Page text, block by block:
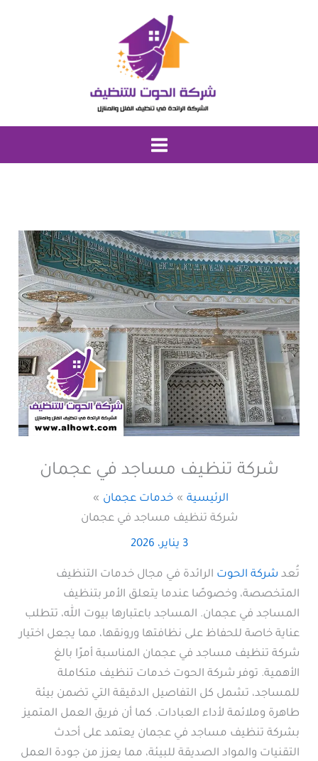
شركة تنظيف مساجد في عجمان
الرئيسية
خدمات عجمان
شركة تنظيف مساجد في عجمان
3 يناير، 2026
تُعد شركة الحوت الرائدة في مجال خدمات التنظيف
المتخصصة، وخصوصًا عندما يتعلق الأمر بتنظيف
المساجد في عجمان. المساجد باعتبارها بيوت الله، تتطلب
عناية خاصة للحفاظ على نظافتها ورونقها، مما يجعل اختيار
شركة تنظيف مساجد في عجمان المناسبة أمرًا بالغ
الأهمية. توفر شركة الحوت خدمات تنظيف متكاملة
للمساجد، تشمل كل التفاصيل الدقيقة التي تضمن بيئة
طاهرة وملائمة لأداء العبادات. كما أن فريق العمل المتميز
بشركة تنظيف مساجد في عجمان يعتمد على أحدث
التقنيات والمواد الصديقة للبيئة، مما يعزز من جودة العمل